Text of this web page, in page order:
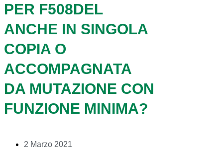
PER F508DEL
ANCHE IN SINGOLA
COPIA O
ACCOMPAGNATA
DA MUTAZIONE CON
FUNZIONE MINIMA?
2 Marzo 2021